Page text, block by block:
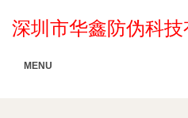
深圳市华鑫防伪科技
MENU